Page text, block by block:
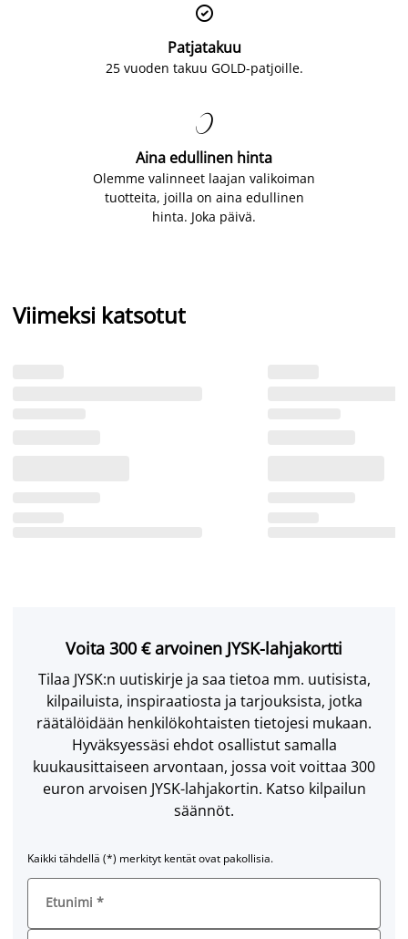

Patjatakuu
25 vuoden takuu GOLD-patjoille.

Aina edullinen hinta
Olemme valinneet laajan valikoiman
tuotteita, joilla on aina edullinen
hinta. Joka päivä.
Viimeksi katsotut
Voita 300 € arvoinen JYSK-lahjakortti
Tilaa JYSK:n uutiskirje ja saa tietoa mm. uutisista,
kilpailuista, inspiraatiosta ja tarjouksista, jotka
räätälöidään henkilökohtaisten tietojesi mukaan.
Hyväksyessäsi ehdot osallistut samalla
kuukausittaiseen arvontaan, jossa voit voittaa 300
euron arvoisen JYSK-lahjakortin. Katso kilpailun
säännöt.
Kaikki tähdellä (*) merkityt kentät ovat pakollisia.
Etunimi *